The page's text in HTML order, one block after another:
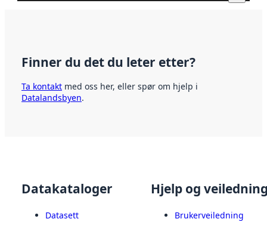
Finner du det du leter etter?
Ta kontakt med oss her, eller spør om hjelp i
Datalandsbyen.
Datakataloger
Datasett
Hjelp og
Brukerveiledning